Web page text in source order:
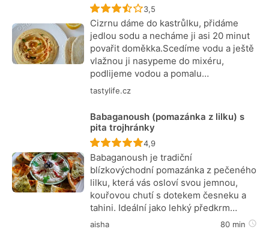
Recept ještě nebyl hodnocen
3,5
Cizrnu dáme do kastrůlku, přidáme
jedlou sodu a necháme ji asi 20 minut
povařit doměkka.Scedíme vodu a ještě
vlažnou ji nasypeme do mixéru,
podlijeme vodou a pomalu…
tastylife.cz
Babaganoush (pomazánka z lilku) s
pita trojhránky
Recept ještě nebyl hodnocen
4,9
Babaganoush je tradiční
blízkovýchodní pomazánka z pečeného
lilku, která vás osloví svou jemnou,
kouřovou chutí s dotekem česneku a
tahini. Ideální jako lehký předkrm…
aisha 80 min